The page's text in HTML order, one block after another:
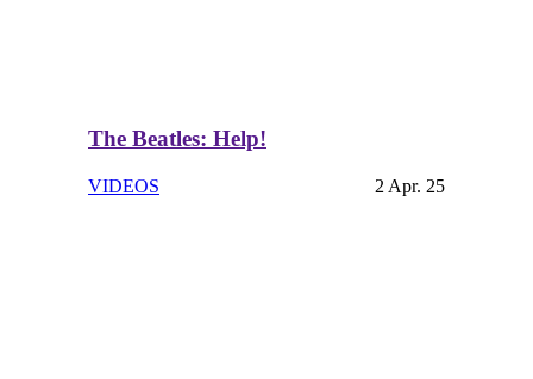
The Beatles: Help!
VIDEOS 2 Apr. 25